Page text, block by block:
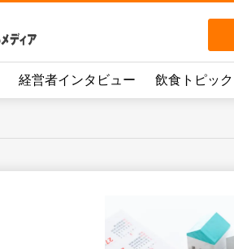
経営者インタビュー 飲食トピッ